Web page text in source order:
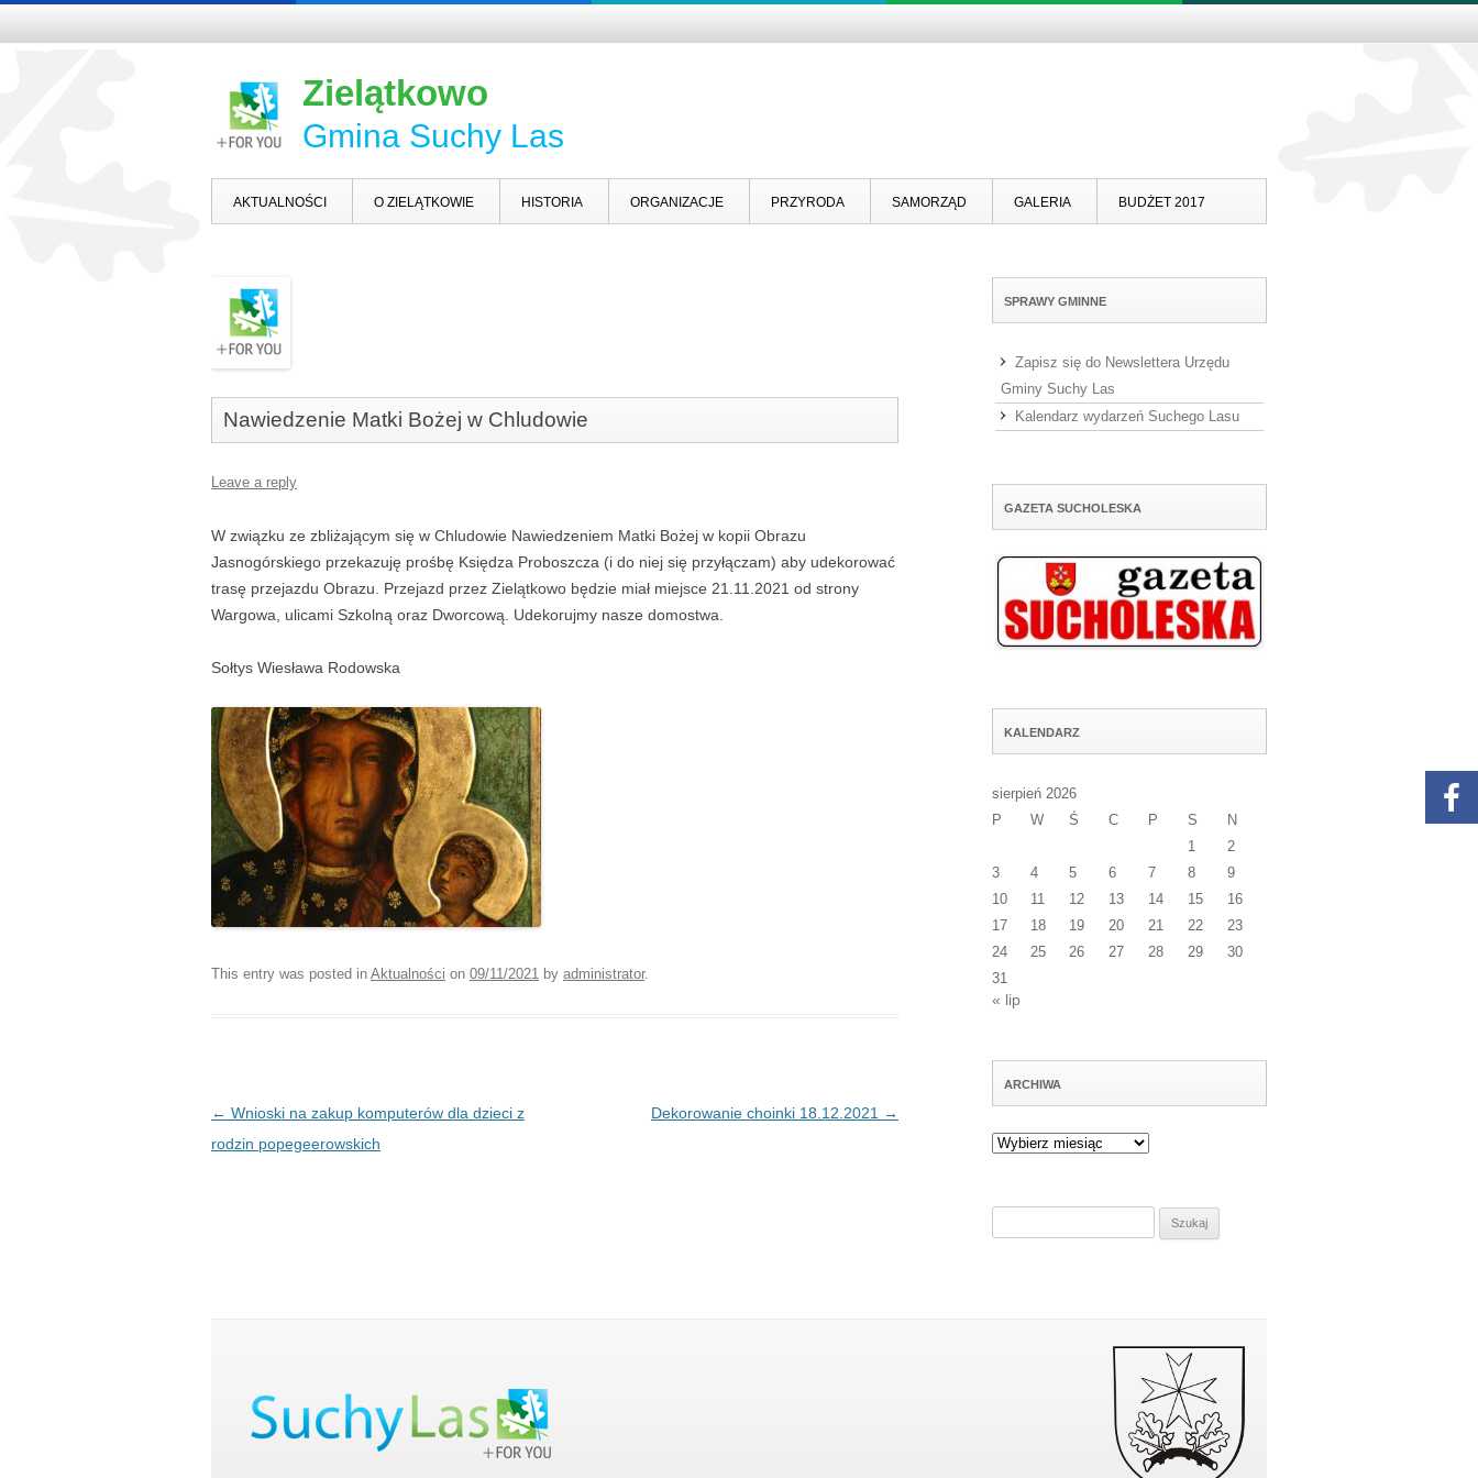
Zielątkowo
Gmina Suchy Las
AKTUALNOŚCI O ZIELĄTKOWIE HISTORIA ORGANIZACJE PRZYRODA SAMORZĄD GALERIA BUDŻET 2017
Nawiedzenie Matki Bożej w Chludowie
Leave a reply
W związku ze zbliżającym się w Chludowie Nawiedzeniem Matki Bożej w kopii Obrazu
Jasnogórskiego przekazuję prośbę Księdza Proboszcza (i do niej się przyłączam) aby udekorować
trasę przejazdu Obrazu. Przejazd przez Zielątkowo będzie miał miejsce 21.11.2021 od strony
Wargowa, ulicami Szkolną oraz Dworcową. Udekorujmy nasze domostwa.
Sołtys Wiesława Rodowska
This entry was posted in Aktualności on 09/11/2021 by administrator.
Post navigation
← Wnioski na zakup komputerów dla dzieci z
rodzin popegeerowskich
Dekorowanie choinki 18.12.2021 →
SPRAWY GMINNE
Zapisz się do Newslettera Urzędu
Gminy Suchy Las
Kalendarz wydarzeń Suchego Lasu
GAZETA SUCHOLESKA
KALENDARZ
sierpień 2026
P
W Ś C P S
N
1
2
3
4 5 6 7 8
9
10
11 12 13 14 15
16
17
18 19 20 21 22
23
24
25 26 27 28 29
30
31
« lip
ARCHIWA
Archiwa